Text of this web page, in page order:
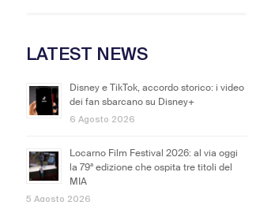
LATEST NEWS
Disney e TikTok, accordo storico: i video
dei fan sbarcano su Disney+
6 Agosto 2026
Locarno Film Festival 2026: al via oggi
la 79ª edizione che ospita tre titoli del
MIA
5 Agosto 2026